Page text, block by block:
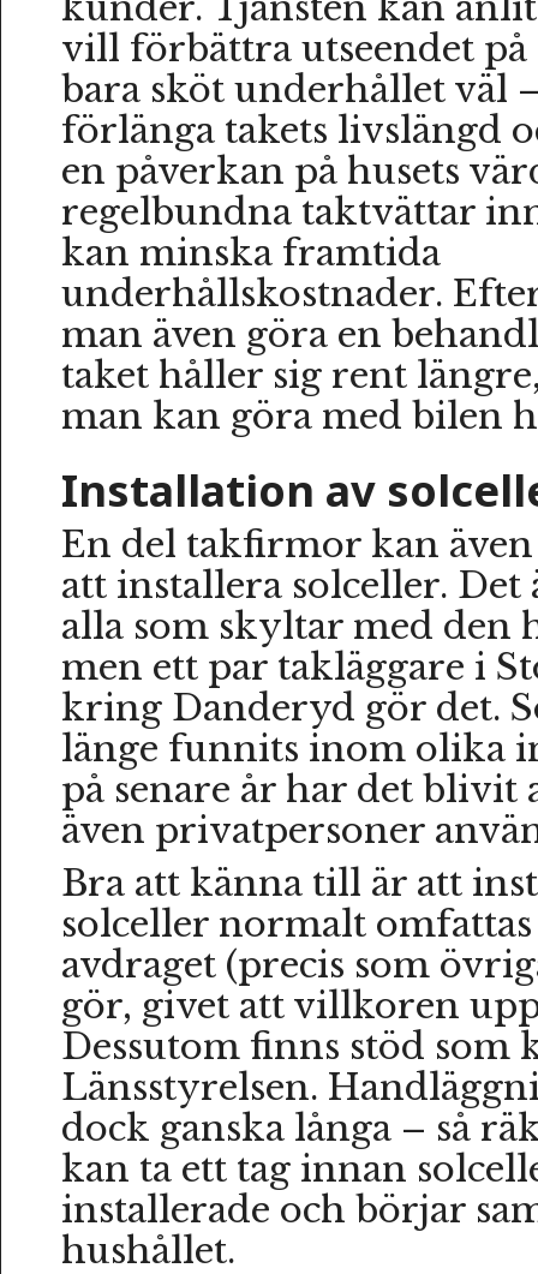
vill förbättra utseendet på
bara sköt underhållet väl
förlänga takets livslängd
en påverkan på husets
regelbundna taktvättar
kan minska framtida
underhållskostnader.
man även göra en
taket håller sig rent
man kan göra med bilen
Installation av
En del takfirmor kan
att installera solceller.
alla som skyltar med den
men ett par takläggare i
kring Danderyd gör det.
länge funnits inom olika
på senare år har det blivit
även privatpersoner
Bra att känna till är att
solceller normalt
avdraget (precis som
gör, givet att villkoren
Dessutom finns stöd som
Länsstyrelsen.
dock ganska långa – så
kan ta ett tag innan
installerade och börjar
hushållet.